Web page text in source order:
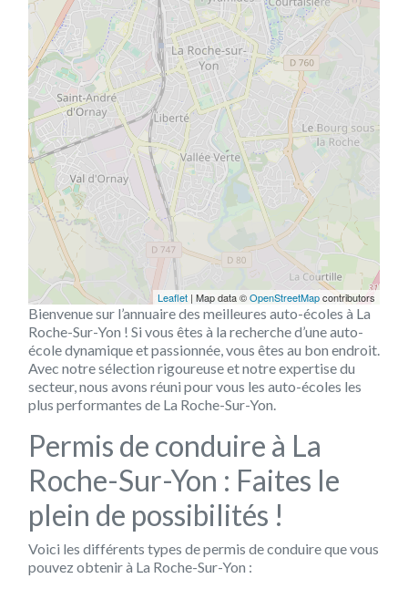
Leaflet | Map data ©OpenStreetMapcontributors
Bienvenue sur l’annuaire des meilleures auto-écoles à La
Roche-Sur-Yon ! Si vous êtes à la recherche d’une auto-
école dynamique et passionnée, vous êtes au bon endroit.
Avec notre sélection rigoureuse et notre expertise du
secteur, nous avons réuni pour vous les auto-écoles les
plus performantes de La Roche-Sur-Yon.
Permis de conduire à La
Roche-Sur-Yon : Faites le
plein de possibilités !
Voici les différents types de permis de conduire que vous
pouvez obtenir à La Roche-Sur-Yon :